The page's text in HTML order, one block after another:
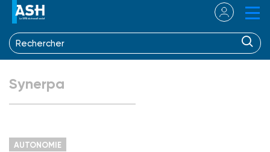
Synerpa
AUTONOMIE